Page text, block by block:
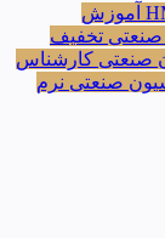
آموزش
صنعتی تخفیف
صنعتی کارشناس
صنعتی نرم